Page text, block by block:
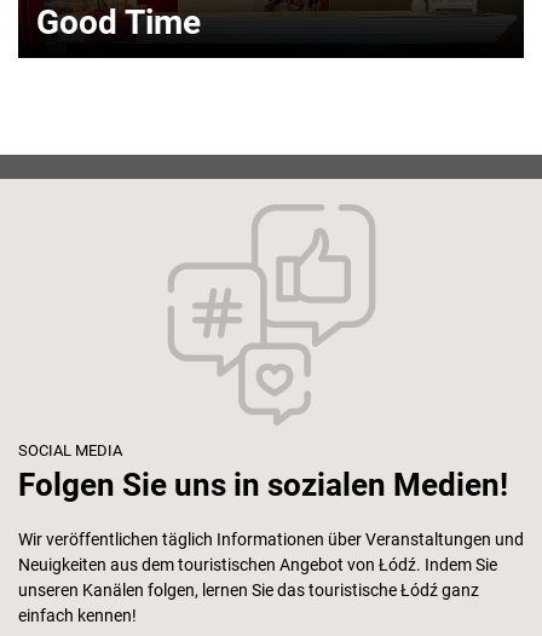
Good Time
SOCIAL MEDIA
Folgen Sie uns in sozialen Medien!
Wir veröffentlichen täglich Informationen über Veranstaltungen und
Neuigkeiten aus dem touristischen Angebot von Łódź. Indem Sie
unseren Kanälen folgen, lernen Sie das touristische Łódź ganz
einfach kennen!